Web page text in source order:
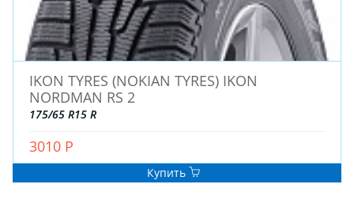
IKON TYRES (NOKIAN TYRES) IKON
NORDMAN RS 2
175/65 R15 R
3010 Р
Купить